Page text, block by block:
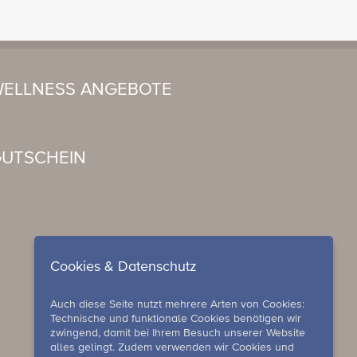
ANGEBOTE
Cookies & Datenschutz
Auch diese Seite nutzt mehrere Arten von Cookies:
Technische und funktionale Cookies benötigen wir
zwingend, damit bei Ihrem Besuch unserer Website
alles gelingt. Zudem verwenden wir Cookies und